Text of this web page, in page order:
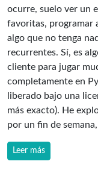
ocurre, suelo ver un
favoritas, programar
algo que no tenga
recurrentes. Sí, es
cliente para jugar
completamente en
liberado bajo una
más exacto). He
por un fin de
Leer más